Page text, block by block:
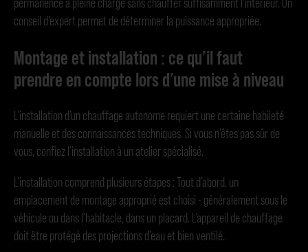
permanence à pleine charge sans chauffer suffisamment l’intérieur. Un
conseil d’expert permet de déterminer la puissance appropriée.
Montage et installation : ce qu’il faut
prendre en compte lors d’une mise à niveau
L’installation d’un chauffage autonome requiert une certaine habileté
manuelle et des connaissances techniques. Si vous n’êtes pas sûr de
vous, confiez l’installation à un atelier spécialisé.
L’installation comprend plusieurs étapes : Tout d’abord, un
emplacement de montage approprié est choisi - généralement sous le
véhicule ou dans l’habitacle, dans un placard. L’appareil de chauffage
doit être protégé des projections d’eau et bien ventilé.